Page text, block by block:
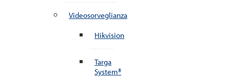
Videosorveglianza
Hikvision
Targa
System®